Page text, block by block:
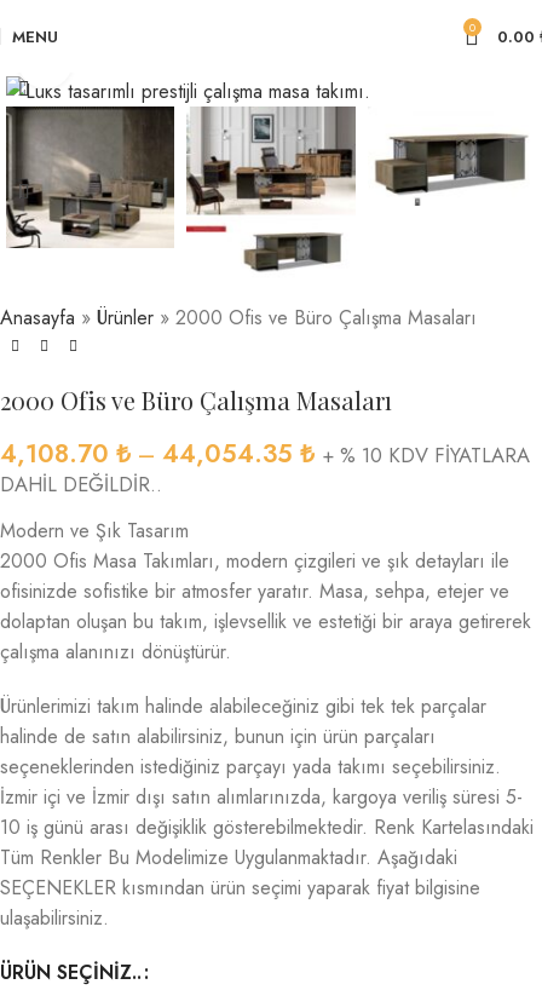
MENU 0 0.00
Anasayfa » Ürünler » 2000 Ofis ve Büro Çalışma Masaları
2000 Ofis ve Büro Çalışma Masaları
4,108.70 ₺ – 44,054.35 ₺ + % 10 KDV FİYATLARA
DAHİL DEĞİLDİR..
Modern ve Şık Tasarım
2000 Ofis Masa Takımları, modern çizgileri ve şık detayları ile
ofisinizde sofistike bir atmosfer yaratır. Masa, sehpa, etejer ve
dolaptan oluşan bu takım, işlevsellik ve estetiği bir araya getirerek
çalışma alanınızı dönüştürür.
Ürünlerimizi takım halinde alabileceğiniz gibi tek tek parçalar
halinde de satın alabilirsiniz, bunun için ürün parçaları
seçeneklerinden istediğiniz parçayı yada takımı seçebilirsiniz.
İzmir içi ve İzmir dışı satın alımlarınızda, kargoya veriliş süresi 5-
10 iş günü arası değişiklik gösterebilmektedir. Renk Kartelasındaki
Tüm Renkler Bu Modelimize Uygulanmaktadır. Aşağıdaki
SEÇENEKLER kısmından ürün seçimi yaparak fiyat bilgisine
ulaşabilirsiniz.
ÜRÜN SEÇINIZ..